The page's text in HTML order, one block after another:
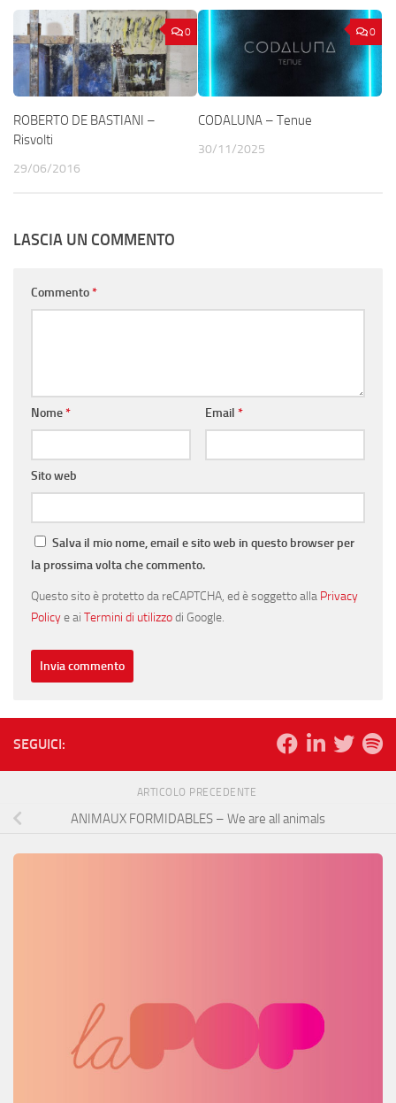
0
ROBERTO DE BASTIANI –
Risvolti
29/06/2016
0
CODALUNA – Tenue
30/11/2025
LASCIA UN COMMENTO
Commento*
Nome* Email *
Sito web
Salva il mio nome, email e sito web in questo browser per
la prossima volta che commento.
Questo sito è protetto da reCAPTCHA, ed è soggetto alla Privacy
Policye ai Termini di utilizzodi Google.
SEGUICI:
ARTICOLO PRECEDENTE
ANIMAUX FORMIDABLES – We are all animals